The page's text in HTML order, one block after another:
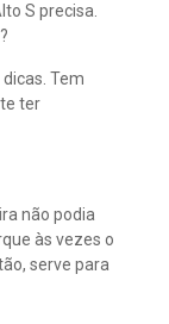
S precisa.
Tem
ter
não podia
às vezes o
serve para